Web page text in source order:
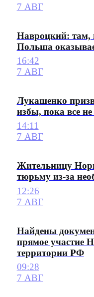
7 АВГ
Навроцкий: там,
Польша
16:42
7 АВГ
Лукашенко
избы, пока все
14:11
7 АВГ
Жительницу
тюрьму из-за
12:26
7 АВГ
Найдены
прямое участие
территории РФ
09:28
7 АВГ